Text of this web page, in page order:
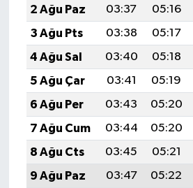
2 Ağu Paz
03:37 05:16
3 Ağu Pts
03:38 05:17
4 Ağu Sal
03:40 05:18
5 Ağu Çar
03:41 05:19
6 Ağu Per
03:43 05:20
7 Ağu Cum
03:44 05:20
8 Ağu Cts
03:45 05:21
9 Ağu Paz
03:47 05:22